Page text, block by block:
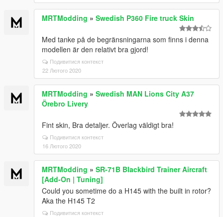
MRTModding » Swedish P360 Fire truck Skin
Med tanke på de begränsningarna som finns i denna
modellen är den relativt bra gjord!
Подивитися контекст
22 Лютого 2020
MRTModding » Swedish MAN Lions City A37
Örebro Livery
Fint skin, Bra detaljer. Överlag väldigt bra!
Подивитися контекст
16 Лютого 2020
MRTModding » SR-71B Blackbird Trainer Aircraft
[Add-On | Tuning]
Could you sometime do a H145 with the built in rotor?
Aka the H145 T2
Подивитися контекст